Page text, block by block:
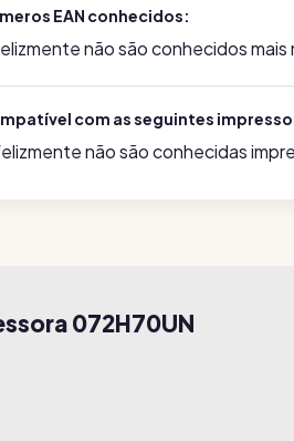
EAN conhecidos:
não são conhecidos mais
com as seguintes
não são conhecidas
072H70UN